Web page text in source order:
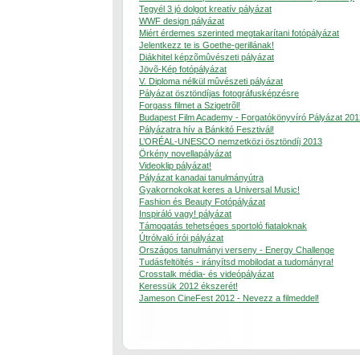
Tegyél 3 jó dolgot kreatív pályázat
WWF design pályázat
Miért érdemes szerinted megtakarítani fotópályázat
Jelentkezz te is Goethe-gerillának!
Diákhitel képzõmûvészeti pályázat
Jövõ-Kép fotópályázat
V. Diploma nélkül mûvészeti pályázat
Pályázat ösztöndíjas fotográfusképzésre
Forgass filmet a Szigetrõl!
Budapest Film Academy - Forgatókönyvíró Pályázat
Pályázatra hív a Bánkitó Fesztivál!
L’ORÉAL-UNESCO nemzetközi ösztöndíj 2013
Örkény novellapályázat
Videoklip pályázat!
Pályázat kanadai tanulmányútra
Gyakornokokat keres a Universal Music!
Fashion és Beauty Fotópályázat
Inspiráló vagy! pályázat
Támogatás tehetséges sportoló fiataloknak
Útrólvaló írói pályázat
Országos tanulmányi verseny - Energy Challenge
Tudásfeltöltés - irányítsd mobilodat a tudományra!
Crosstalk média- és videópályázat
Keressük 2012 ékszerét!
Jameson CineFest 2012 - Nevezz a filmeddel!